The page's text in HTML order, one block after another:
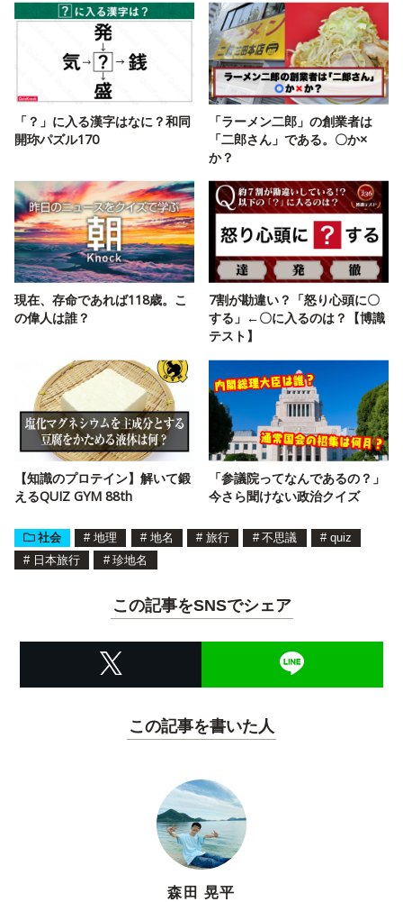
「？」に入る漢字はなに？和同
開珎パズル170
「ラーメン二郎」の創業者は
「二郎さん」である。〇か×
か？
現在、存命であれば118歳。こ
の偉人は誰？
7割が勘違い？「怒り心頭に〇
する」←〇に入るのは？【博識
テスト】
【知識のプロテイン】解いて鍛
えるQUIZ GYM 88th
「参議院ってなんであるの？」
今さら聞けない政治クイズ
社会 # 地理 # 地名 # 旅行 # 不思議 # quiz
# 日本旅行 # 珍地名
この記事をSNSでシェア
この記事を書いた人
森田 晃平